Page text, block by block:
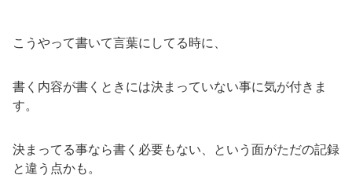
こうやって書いて言葉にしてる時に、
書く内容が書くときには決まっていない事に気が付きま
す。
決まってる事なら書く必要もない、という面がただの記録
と違う点かも。